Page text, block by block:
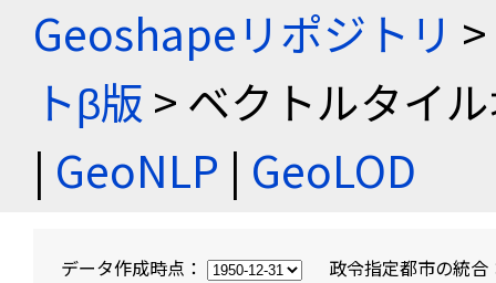
Geoshapeリポジトリ >
トβ版 > ベクトルタイ
| GeoNLP | GeoLOD
データ作成時点： 政令指定都市の統